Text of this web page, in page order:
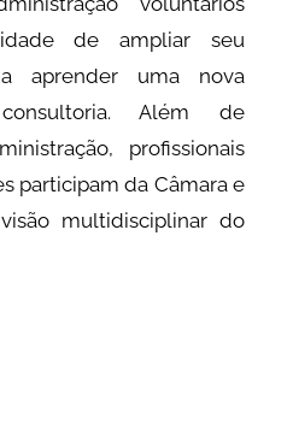
de ampliar seu
aprender uma nova
Além de
profissionais
participam da Câmara e
multidisciplinar do